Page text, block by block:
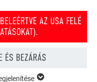
a tető és homlokzat
AZ USA FELÉ
ÉS BEZÁRÁS